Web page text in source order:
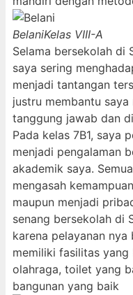
BelaniKelas VIII-A
Selama bersekolah di
saya sering
menjadi tantangan
justru membantu
tanggung jawab dan
Pada kelas 7B1, saya
menjadi pengalaman
akademik saya.
mengasah
maupun menjadi
senang bersekolah di
karena pelayanan
memiliki fasilitas
olahraga, toilet yang
bangunan yang baik